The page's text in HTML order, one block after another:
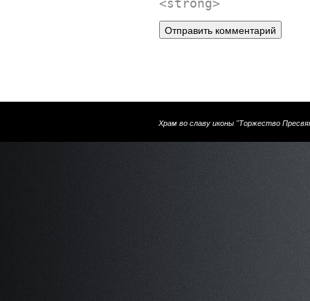
<strong>
Храм во славу иконы "Торжество